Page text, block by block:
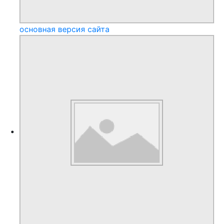
основная версия сайта